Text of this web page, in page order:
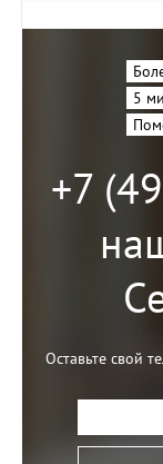
5
+7
Оставьте свой